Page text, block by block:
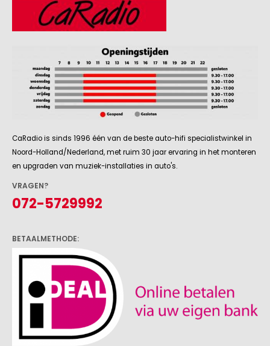
Suzuki
Toyota
CaRadio is sinds 1996 één van de beste auto-hifi specialistwinkel in
Noord-Holland/Nederland, met ruim 30 jaar ervaring in het monteren
en upgraden van muziek-installaties in auto's.
VRAGEN?
072-5729992
BETAALMETHODE: